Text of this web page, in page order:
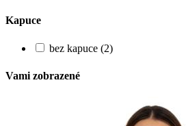
Kapuce
bez kapuce (2)
Vami zobrazené